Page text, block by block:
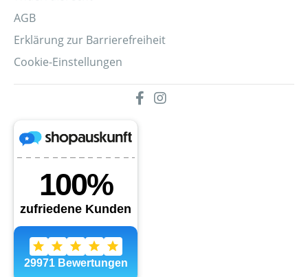
AGB
Erklärung zur Barrierefreiheit
Cookie-Einstellungen